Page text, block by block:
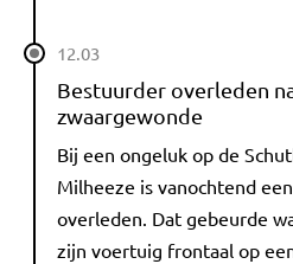
12.03
Bestuurder overleden
zwaargewonde
Bij een ongeluk op de
Milheeze is vanochtend
overleden. Dat gebeurde
zijn voertuig frontaal op